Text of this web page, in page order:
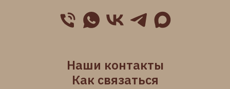
Наши контакты
Как связаться